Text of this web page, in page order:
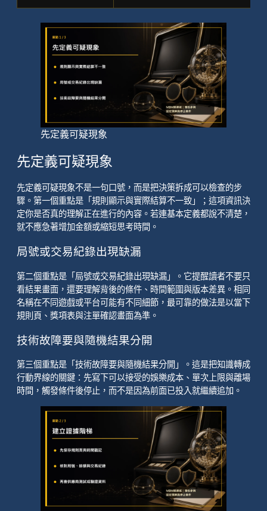
先定義可疑現象
先定義可疑現象
先定義可疑現象不是一句口號，而是把決策拆成可以檢查的步
驟。第一個重點是「規則顯示與實際結算不一致」；這項資訊決
定你是否真的理解正在進行的內容。若連基本定義都說不清楚，
就不應急著增加金額或縮短思考時間。
局號或交易紀錄出現缺漏
第二個重點是「局號或交易紀錄出現缺漏」。它提醒讀者不要只
看結果畫面，還要理解背後的條件、時間範圍與版本差異。相同
名稱在不同遊戲或平台可能有不同細節，最可靠的做法是以當下
規則頁、獎項表與注單確認畫面為準。
技術故障要與隨機結果分開
第三個重點是「技術故障要與隨機結果分開」。這是把知識轉成
行動界線的關鍵：先寫下可以接受的娛樂成本、單次上限與離場
時間，觸發條件後停止，而不是因為前面已投入就繼續追加。